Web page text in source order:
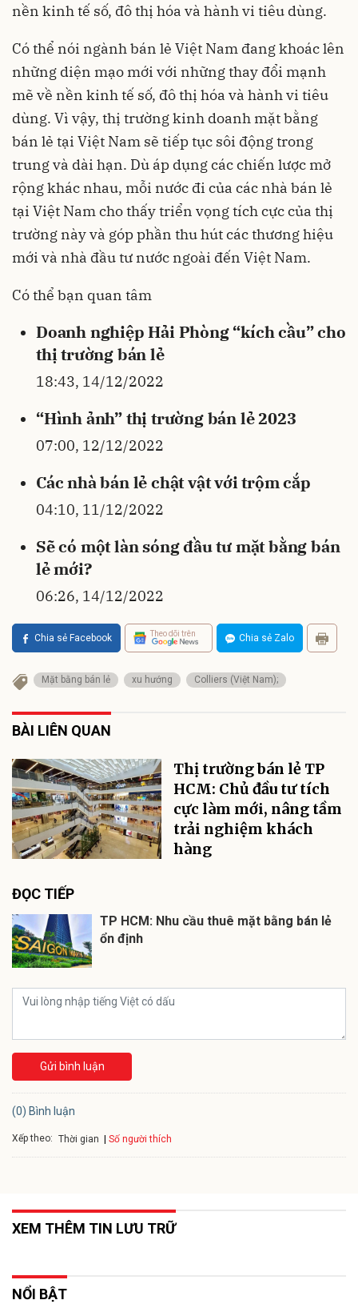
nền kinh tế số, đô thị hóa và hành vi tiêu dùng.
Có thể nói ngành bán lẻ Việt Nam đang khoác lên
những diện mạo mới với những thay đổi mạnh
mẽ về nền kinh tế số, đô thị hóa và hành vi tiêu
dùng. Vì vậy, thị trường kinh doanh mặt bằng
bán lẻ tại Việt Nam sẽ tiếp tục sôi động trong
trung và dài hạn. Dù áp dụng các chiến lược mở
rộng khác nhau, mỗi nước đi của các nhà bán lẻ
tại Việt Nam cho thấy triển vọng tích cực của thị
trường này và góp phần thu hút các thương hiệu
mới và nhà đầu tư nước ngoài đến Việt Nam.
Có thể bạn quan tâm
Doanh nghiệp Hải Phòng “kích cầu” cho
thị trường bán lẻ
18:43, 14/12/2022
“Hình ảnh” thị trường bán lẻ 2023
07:00, 12/12/2022
Các nhà bán lẻ chật vật với trộm cắp
04:10, 11/12/2022
Sẽ có một làn sóng đầu tư mặt bằng bán
lẻ mới?
06:26, 14/12/2022
Chia sẻ Facebook Theo dõi trên Chia sẻ Zalo
Mặt bằng bán lẻ xu hướng Colliers (Việt Nam);
BÀI LIÊN QUAN
Thị trường bán lẻ TP
HCM: Chủ đầu tư tích
cực làm mới, nâng tầm
trải nghiệm khách
hàng
ĐỌC TIẾP
TP HCM: Nhu cầu thuê mặt bằng bán lẻ
ổn định
Gửi bình luận
(0) Bình luận
Xếp theo: Thời gian Số người thích
XEM THÊM TIN LƯU TRỮ
NỔI BẬT